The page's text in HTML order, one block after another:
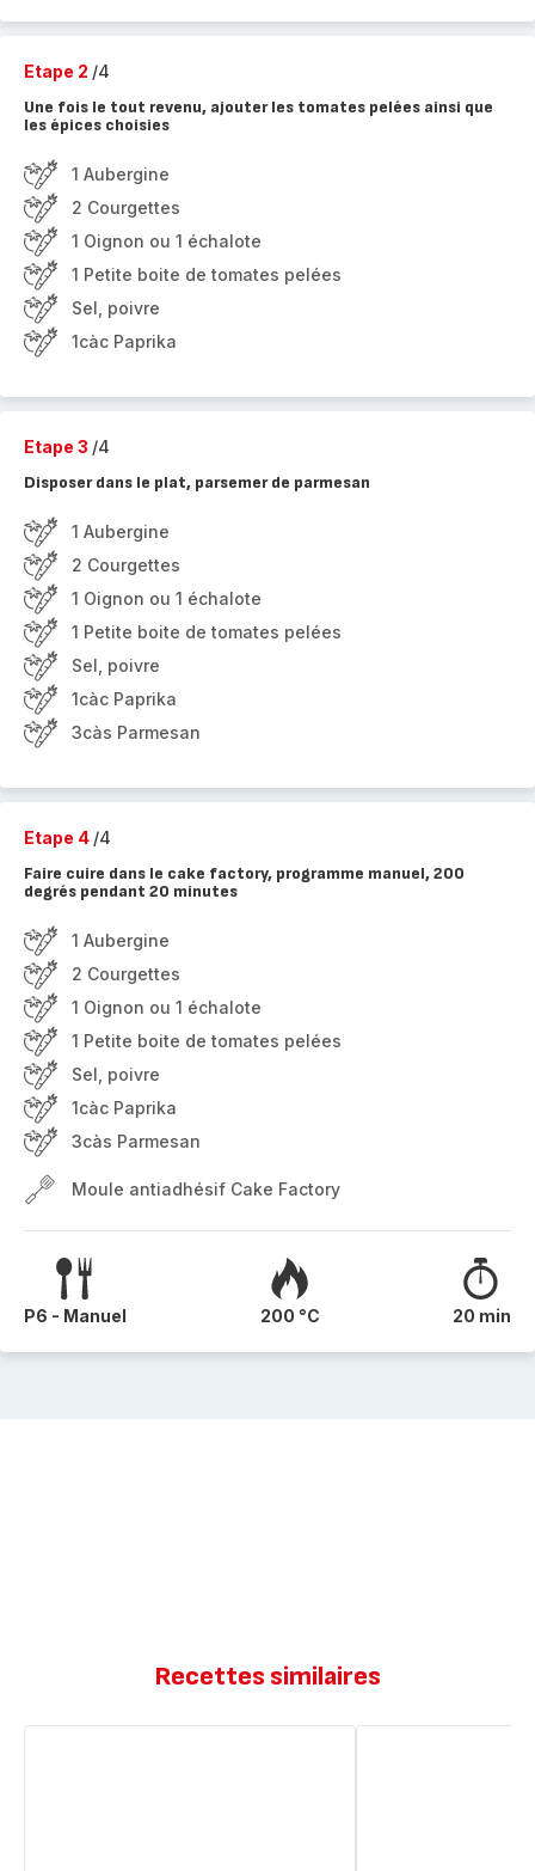
Etape 2 /4
Une fois le tout revenu, ajouter les tomates pelées ainsi que
les épices choisies
1 Aubergine
2 Courgettes
1 Oignon ou 1 échalote
1 Petite boite de tomates pelées
Sel, poivre
1càc Paprika
Etape 3 /4
Disposer dans le plat, parsemer de parmesan
1 Aubergine
2 Courgettes
1 Oignon ou 1 échalote
1 Petite boite de tomates pelées
Sel, poivre
1càc Paprika
3càs Parmesan
Etape 4 /4
Faire cuire dans le cake factory, programme manuel, 200
degrés pendant 20 minutes
1 Aubergine
2 Courgettes
1 Oignon ou 1 échalote
1 Petite boite de tomates pelées
Sel, poivre
1càc Paprika
3càs Parmesan
Moule antiadhésif Cake Factory
P6 - Manuel 200 °C 20 min
Recettes similaires